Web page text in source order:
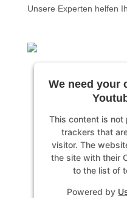
Unsere Experten helfen
We need your
This content is
trackers that
visitor. The
the site with their
to the list of
Powered by